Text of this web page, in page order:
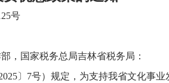
号
，国家税务总局吉林省税务局：
〕7号）规定，为支持我省文化事业